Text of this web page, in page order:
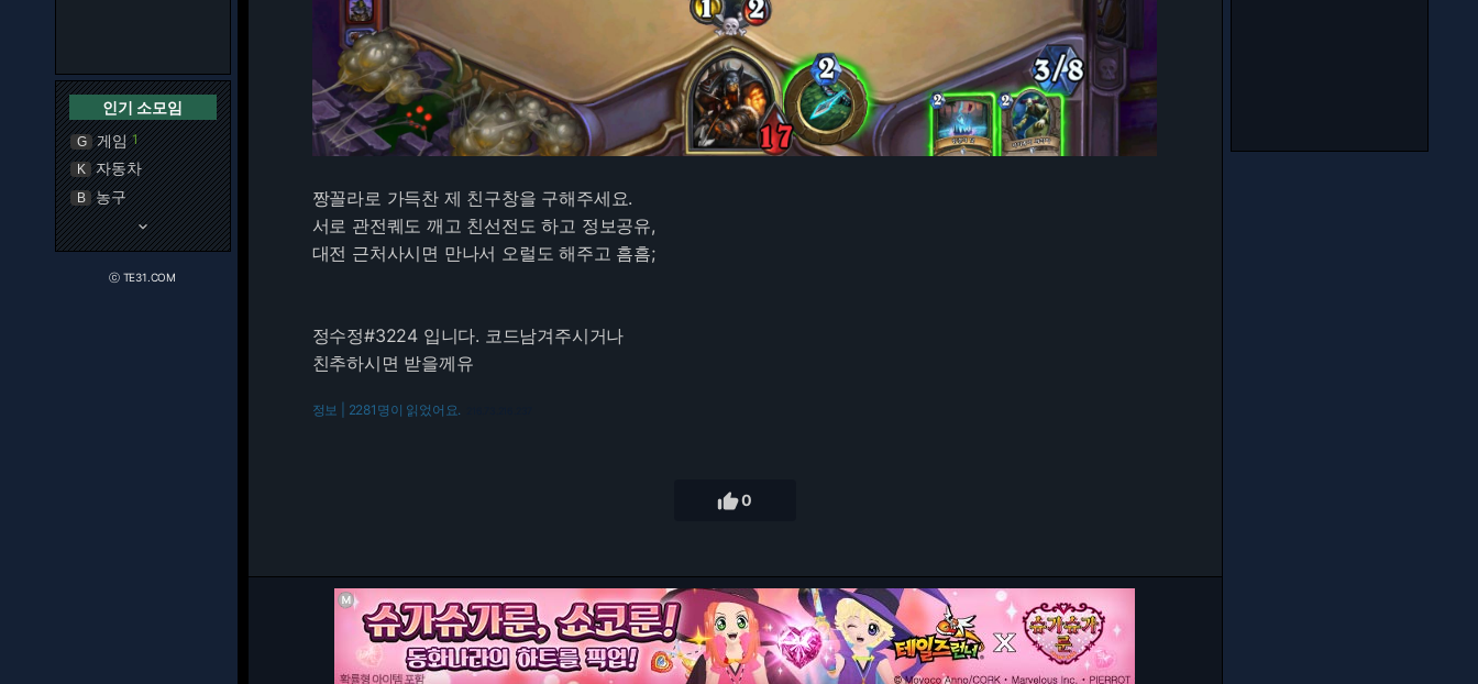
인기 소모임
G 게임 1
K 자동차
B 농구
keyboard_arrow_down
ⓒ TE31.COM
짱꼴라로 가득찬 제 친구창을 구해주세요.
서로 관전퀘도 깨고 친선전도 하고 정보공유,
대전 근처사시면 만나서 오럴도 해주고 흠흠;
정수정#3224 입니다. 코드남겨주시거나
친추하시면 받을께유
정보 | 2281명이 읽었어요.
0